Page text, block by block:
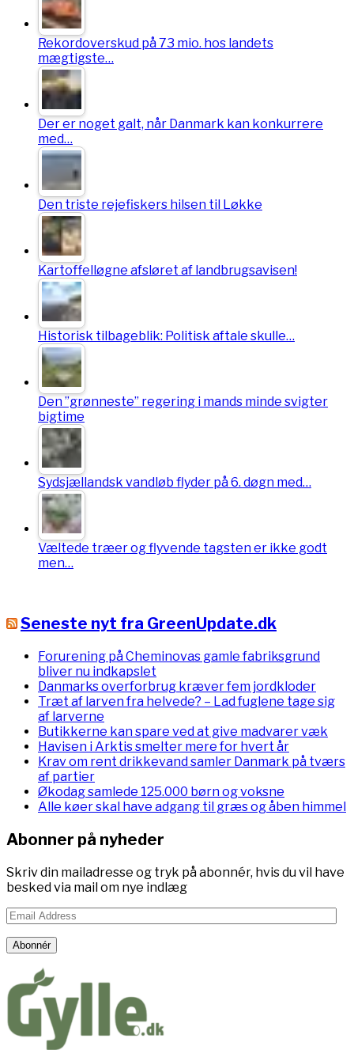
Rekordoverskud på 73 mio. hos landets
mægtigste…
Der er noget galt, når Danmark kan konkurrere
med…
Den triste rejefiskers hilsen til Løkke
Kartoffelløgne afsløret af landbrugsavisen!
Historisk tilbageblik: Politisk aftale skulle…
Den ”grønneste” regering i mands minde svigter
bigtime
Sydsjællandsk vandløb flyder på 6. døgn med…
Væltede træer og flyvende tagsten er ikke godt
men…
Seneste nyt fra GreenUpdate.dk
Forurening på Cheminovas gamle fabriksgrund
bliver nu indkapslet
Danmarks overforbrug kræver fem jordkloder
Træt af larven fra helvede? – Lad fuglene tage sig
af larverne
Butikkerne kan spare ved at give madvarer væk
Havisen i Arktis smelter mere for hvert år
Krav om rent drikkevand samler Danmark på tværs
af partier
Økodag samlede 125.000 børn og voksne
Alle køer skal have adgang til græs og åben himmel
Abonner på nyheder
Skriv din mailadresse og tryk på abonnér, hvis du vil have
besked via mail om nye indlæg
Email
Abonnér